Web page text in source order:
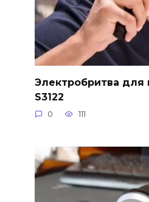
Электробритва для
S3122
0 111